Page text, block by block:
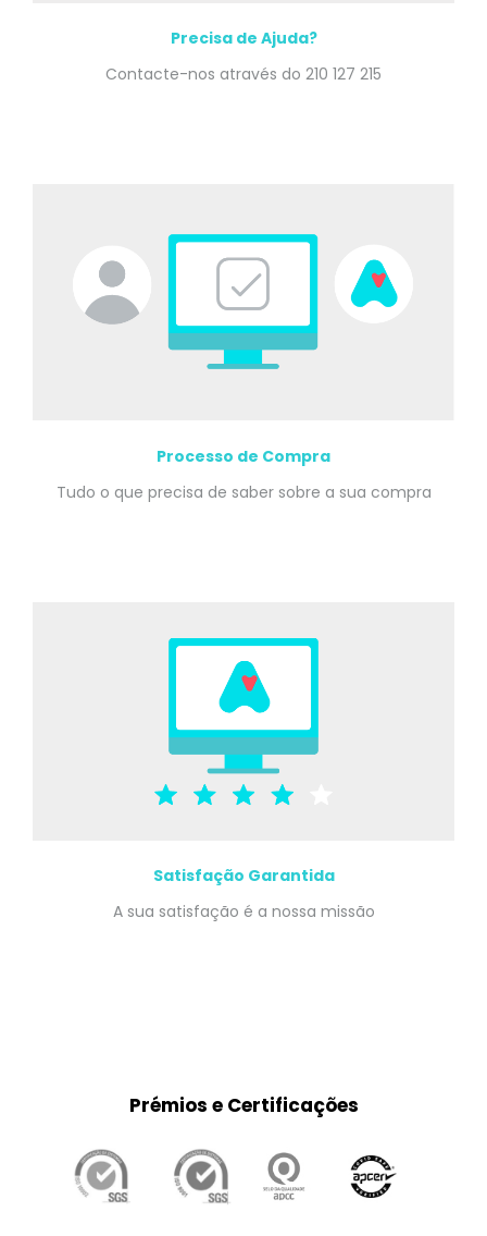
Precisa de Ajuda?
Contacte-nos através do 210 127 215
Processo de Compra
Tudo o que precisa de saber sobre a sua compra
Satisfação Garantida
A sua satisfação é a nossa missão
Prémios e Certificações